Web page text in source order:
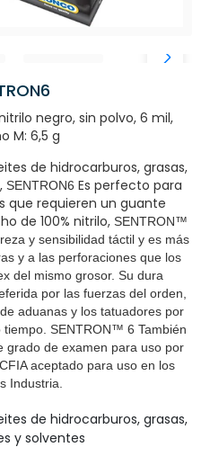
negro, sin polvo, 6 mil,
M: 6,5 g
de hidrocarburos, grasas,
SENTRON6 Es perfecto para
que requieren un guante
de 100% nitrilo, SENTRON™
y sensibilidad táctil y es más
y a las perforaciones que los
del mismo grosor. Su dura
por las fuerzas del orden,
aduanas y los tatuadores por
SENTRON™ 6 También
grado de examen para uso por
aceptado para uso en los
Industria.
de hidrocarburos, grasas,
y solventes